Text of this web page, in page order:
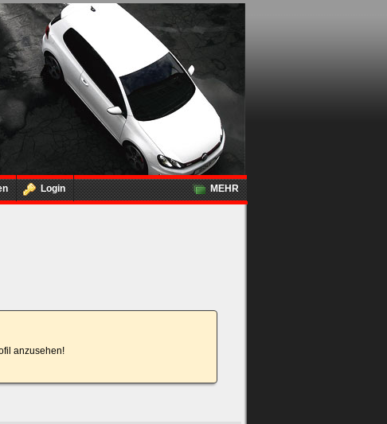
Login MEHR
anzusehen!